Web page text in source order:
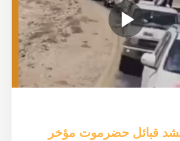
قبائل حضرموت مؤخر